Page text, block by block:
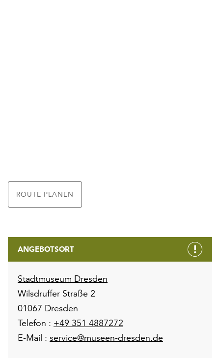
ROUTE PLANEN
ANGEBOTSORT
Stadtmuseum Dresden
Wilsdruffer Straße 2
01067 Dresden
Telefon : +49 351 4887272
E-Mail : service@museen-dresden.de